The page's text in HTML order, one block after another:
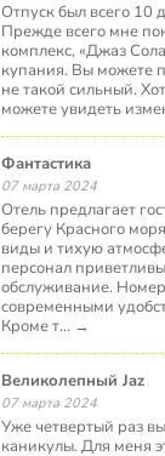
Отпуск был всего 10
Прежде всего мне
комплекс, «Джаз
купания. Вы можете
не такой сильный.
можете увидеть
фантастика
07 марта 2024
Отель предлагает
берегу Красного
виды и тихую
персонал
обслуживание.
современными
Кроме т... →
Великолепный Jaz
07 марта 2024
Уже четвертый раз
каникулы. Для меня